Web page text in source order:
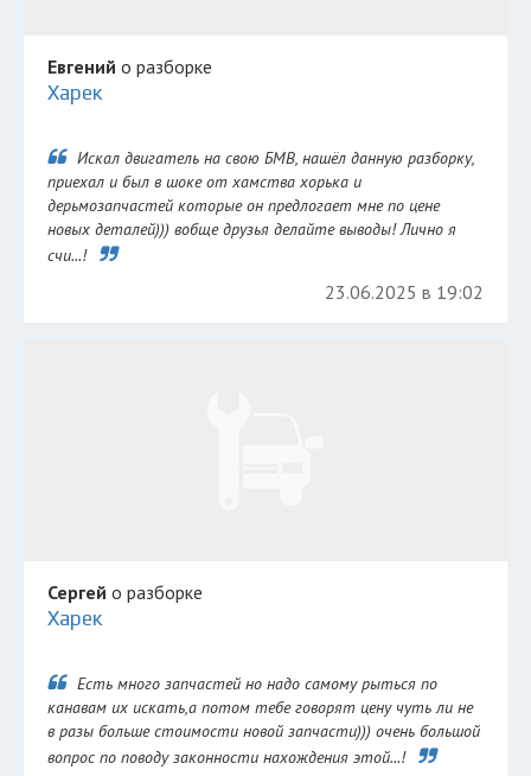
Евгений о разборке
Харек
Искал двигатель на свою БМВ, нашёл данную разборку,
приехал и был в шоке от хамства хорька и
дерьмозапчастей которые он предлогает мне по цене
новых деталей))) вобще друзья делайте выводы! Лично я
счи...!
23.06.2025 в 19:02
Сергей о разборке
Харек
Есть много запчастей но надо самому рыться по
канавам их искать,а потом тебе говорят цену чуть ли не
в разы больше стоимости новой запчасти))) очень большой
вопрос по поводу законности нахождения этой...!